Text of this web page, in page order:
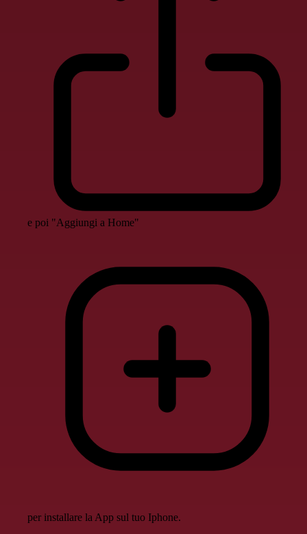
e poi "Aggiungi a Home"
per installare la App sul tuo Iphone.